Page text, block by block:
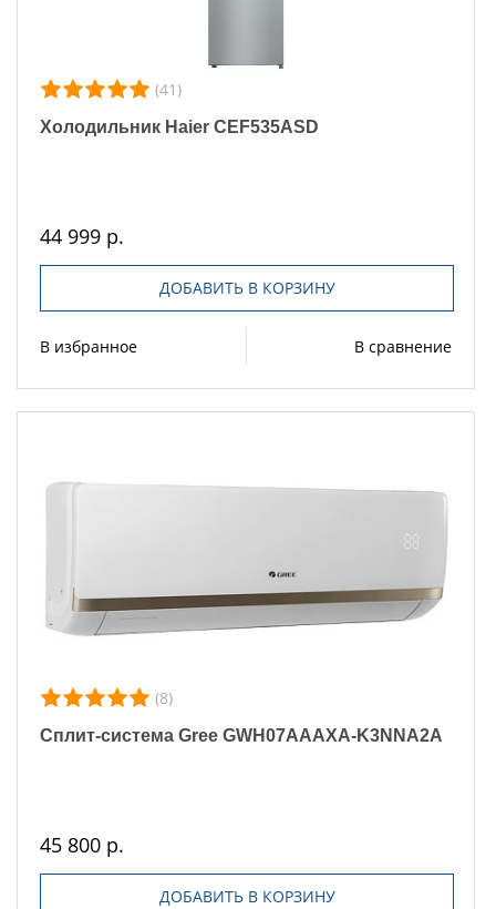
(41)
Холодильник Haier CEF535ASD
44 999 р.
ДОБАВИТЬ В КОРЗИНУ
В избранное В сравнение
(8)
Сплит-система Gree GWH07AAAXA-K3NNA2A
45 800 р.
ДОБАВИТЬ В КОРЗИНУ